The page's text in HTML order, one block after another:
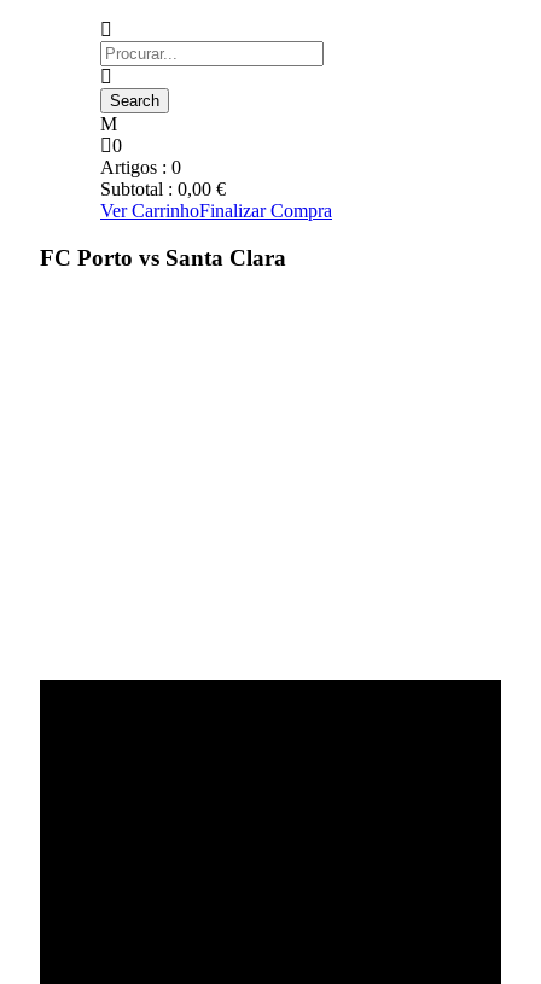
0
Artigos : 0
Subtotal : 0,00 €
Ver CarrinhoFinalizar Compra
FC Porto vs Santa Clara